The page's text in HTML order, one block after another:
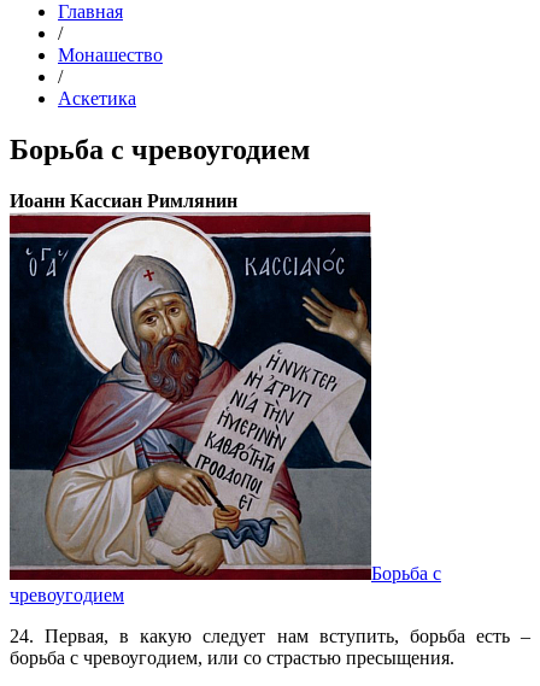
Главная
/
Монашество
/
Аскетика
Борьба с чревоугодием
Иоанн Кассиан Римлянин
Борьба с
чревоугодием
24. Первая, в какую следует нам вступить, борьба есть –
борьба с чревоугодием, или со страстью пресыщения.